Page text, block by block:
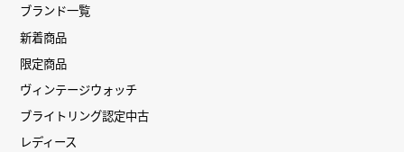
ブランド一覧
新着商品
限定商品
ヴィンテージウォッチ
ブライトリング認定中古
レディース